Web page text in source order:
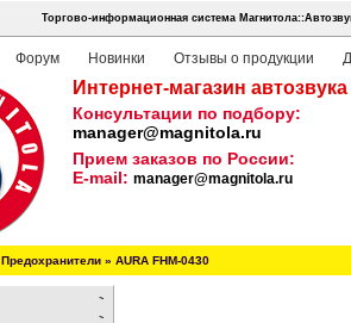
Торгово-информационная система
Форум Новинки Отзывы о продукции
Интернет-магазин
Консультации по подбору:
manager@magnitola.ru
Прием заказов по России:
E-mail: manager@magnitola.ru
Предохранители » AURA FHM-0430